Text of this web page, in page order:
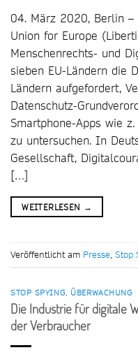
04. März 2020, Berlin –
Union for Europe
Menschenrechts- und
sieben EU-Ländern die
Ländern aufgefordert,
Datenschutz-
Smartphone-Apps wie
zu untersuchen. In
Gesellschaft,
[…]
WEITERLESEN →
Veröffentlicht am Presse, Stop
STOP SPYING, ÜBERWACHUNG
Die Industrie für digitale
der Verbraucher